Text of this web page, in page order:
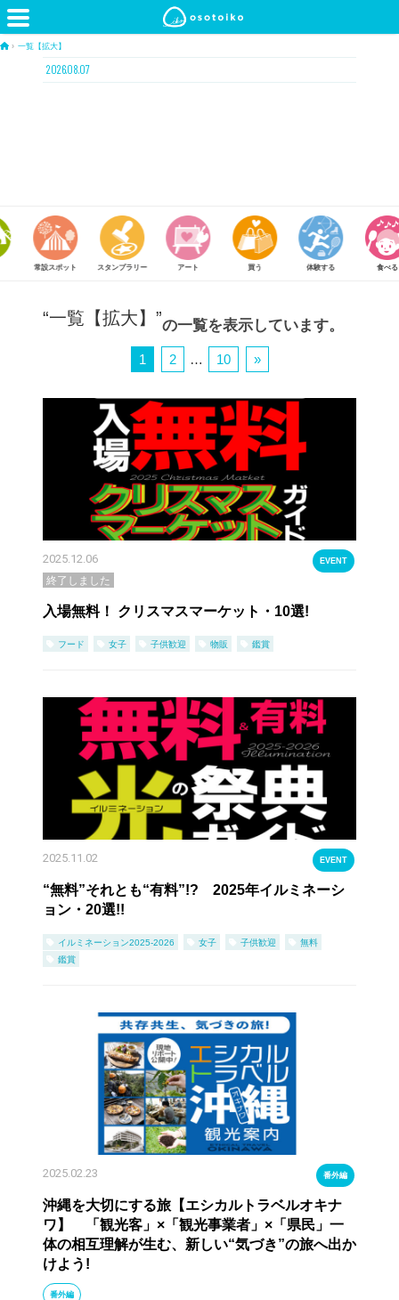
› 一覧【拡大】
2026.08.07
常設スポット スタンプラリー 体験する
“一覧【拡大】”の一覧を表示しています。
1 2 … 10 »
2025.12.06 EVENT
終了しました
入場無料！ クリスマスマーケット・10選!
フード 女子 子供歓迎 物販 鑑賞
2025.11.02 EVENT
“無料”それとも“有料”!? 2025年イルミネーシ
ョン・20選!!
イルミネーション2025-2026 女子 子供歓迎
無料
鑑賞
2025.02.23 番外編
沖縄を大切にする旅【エシカルトラベルオキナ
ワ】 「観光客」×「観光事業者」×「県民」一
体の相互理解が生む、新しい“気づき”の旅へ出か
けよう!
番外編